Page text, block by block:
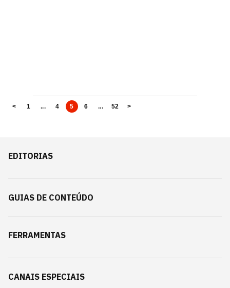
< 1 ... 4 5 6 ... 52 >
EDITORIAS
GUIAS DE CONTEÚDO
FERRAMENTAS
CANAIS ESPECIAIS